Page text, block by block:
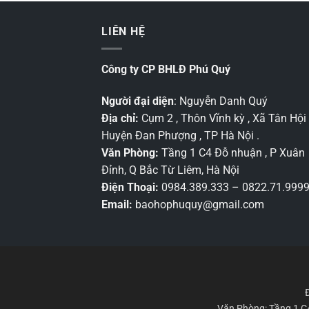
LIÊN HỆ
Công ty CP BHLĐ Phú Quý
Người đại diện: Nguyễn Danh Quý
Địa chỉ: Cụm 2 , Thôn Vĩnh kỳ , Xã Tân Hội
Huyện Đan Phượng , TP Hà Nội .
Văn Phòng: Tầng 1 C4 Đỗ nhuận , P Xuân
Đỉnh, Q Bắc Từ Liêm, Hà Nội
Điện Thoại: 0984.389.333 – 0822.71.9999
Email: baohophuquy@gmail.com